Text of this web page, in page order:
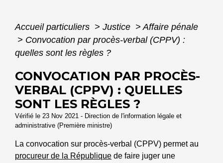
Accueil particuliers > Justice > Affaire pénale
> Convocation par procès-verbal (CPPV) :
quelles sont les règles ?
CONVOCATION PAR PROCÈS-
VERBAL (CPPV) : QUELLES
SONT LES RÈGLES ?
Vérifié le 23 Nov 2021 - Direction de l'information légale et
administrative (Première ministre)
La convocation sur procès-verbal (CPPV) permet au
procureur de la République de faire juger une